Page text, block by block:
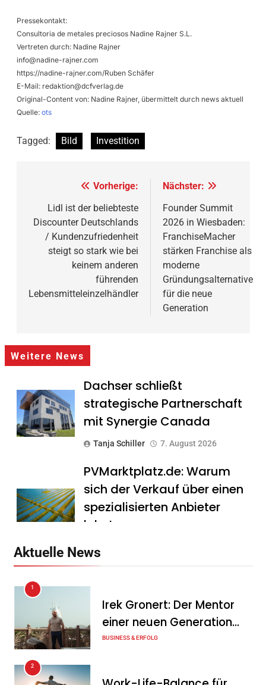
Pressekontakt:
Consultoria de metales preciosos Nadine Rajner S.L.
Vertreten durch: Nadine Rajner
info@nadine-rajner.com
https://nadine-rajner.com/Ruben Schäfer
E-Mail: redaktion@dcfverlag.de
Original-Content von: Nadine Rajner, übermittelt durch news aktuell
Quelle: ots
Tagged: Bild Investition
Beitragsnavigation
Vorherige:
Lidl ist der beliebteste
Discounter Deutschlands
/ Kundenzufriedenheit
steigt so stark wie bei
keinem anderen
führenden
Lebensmitteleinzelhändler
Nächster:
Founder Summit
2026 in Wiesbaden:
FranchiseMacher
stärken Franchise als
moderne
Gründungsalternative
für die neue
Generation
Weitere News
Dachser schließt
strategische Partnerschaft
mit Synergie Canada
Tanja Schiller 7. August 2026
PVMarktplatz.de: Warum
sich der Verkauf über einen
spezialisierten Anbieter
lohnt
Mitarbeitergespräch pro
Jahr nichts verändert – und
was stattdessen
Verbindlichkeit schafft
Aktuelle News
1
Irek Gronert: Der Mentor
einer neuen Generation
von Unternehmern
BUSINESS & ERFOLG
2